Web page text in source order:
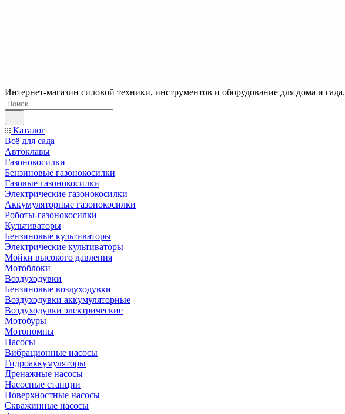
Интернет-магазин силовой техники, инструментов и оборудование для дома и сада.
Каталог
Всё для сада
Автоклавы
Газонокосилки
Бензиновые газонокосилки
Газовые газонокосилки
Электрические газонокосилки
Аккумуляторные газонокосилки
Роботы-газонокосилки
Культиваторы
Бензиновые культиваторы
Электрические культиваторы
Мойки высокого давления
Мотоблоки
Воздуходувки
Бензиновые воздуходувки
Воздуходувки аккумуляторные
Воздуходувки электрические
Мотобуры
Мотопомпы
Насосы
Вибрационные насосы
Гидроаккумуляторы
Дренажные насосы
Насосные станции
Поверхностные насосы
Скважинные насосы